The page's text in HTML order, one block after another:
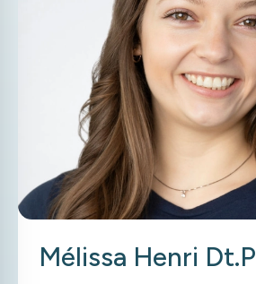
Mélissa Henri Dt.P